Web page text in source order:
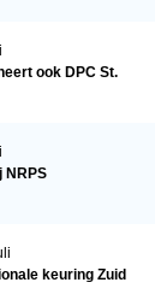
ook DPC St.
NRPS
keuring Zuid